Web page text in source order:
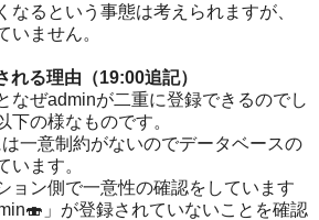
なるという事態は考えられますが、
いません。
る理由（19:00追記）
なぜadminが二重に登録できるのでし
下の様なものです。
一意制約がないのでデータベースの
います。
ョン側で一意性の確認をしています
」が登録されていないことを確認